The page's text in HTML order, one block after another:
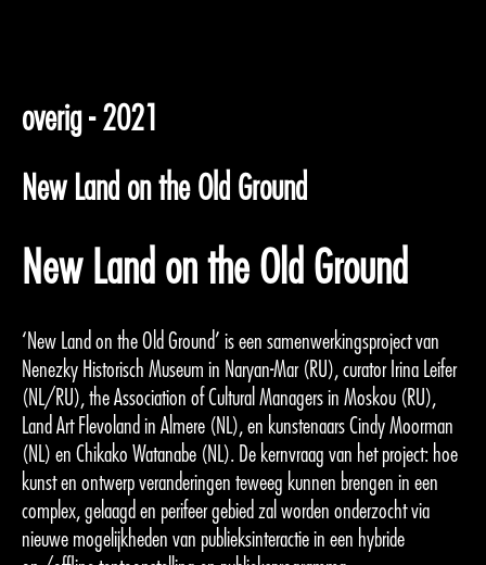
overig - 2021
New Land on the Old Ground
New Land on the Old Ground
‘New Land on the Old Ground’ is een samenwerkingsproject van
Nenezky Historisch Museum in Naryan-Mar (RU), curator Irina Leifer
(NL/RU), the Association of Cultural Managers in Moskou (RU),
Land Art Flevoland in Almere (NL), en kunstenaars Cindy Moorman
(NL) en Chikako Watanabe (NL). De kernvraag van het project: hoe
kunst en ontwerp veranderingen teweeg kunnen brengen in een
complex, gelaagd en perifeer gebied zal worden onderzocht via
nieuwe mogelijkheden van publieksinteractie in een hybride